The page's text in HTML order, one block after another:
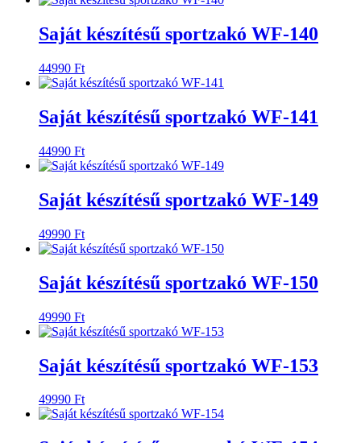
Saját készítésű sportzakó WF-140
44990 Ft
Saját készítésű sportzakó WF-141
44990 Ft
Saját készítésű sportzakó WF-149
49990 Ft
Saját készítésű sportzakó WF-150
49990 Ft
Saját készítésű sportzakó WF-153
49990 Ft